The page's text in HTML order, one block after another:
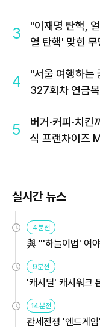
3
"이재명 탄핵,
열 탄핵' 맞힌
4
"서울 여행하는
327회차 연금
5
버거·커피·치
식 프랜차이즈
실시간 뉴스
4분전
與 "'하늘이법' 여
9분전
'캐시딜' 캐시워크
14분전
관세전쟁 '엔드게